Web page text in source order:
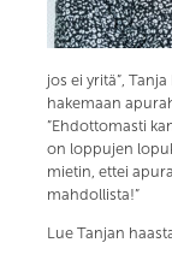
jos ei yritä”,
hakemaan
”Ehdottomasti
on loppujen
mietin, ettei
mahdollista!”
Lue Tanjan